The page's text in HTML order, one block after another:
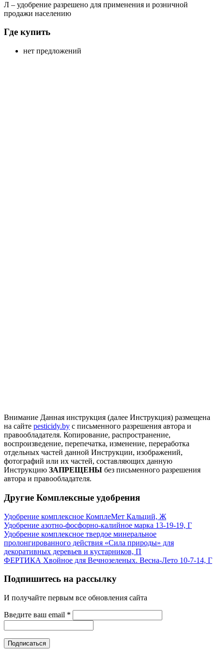
Л – удобрение разрешено для применения и розничной
продажи населению
Где купить
нет предложений
Внимание Данная инструкция (далее Инструкция) размещена
на сайте pesticidy.by с письменного разрешения автора и
правообладателя. Копирование, распространение,
воспроизведение, перепечатка, изменение, переработка
отдельных частей данной Инструкции, изображений,
фотографий или их частей, составляющих данную
Инструкцию ЗАПРЕЩЕНЫ без письменного разрешения
автора и правообладателя.
Другие Комплексные удобрения
Удобрение комплексное КомплеМет Кальций, Ж
Удобрение азотно-фосфорно-калийное марка 13-19-19, Г
Удобрение комплексное твердое минеральное
пролонгированного действия «Сила природы» для
декоративных деревьев и кустарников, П
ФЕРТИКА Хвойное для Вечнозеленых. Весна-Лето 10-7-14, Г
Подпишитесь на рассылку
И получайте первым все обновления сайта
Введите ваш email *